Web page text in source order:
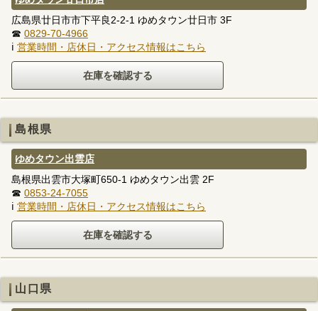
広島県廿日市市下平良2-2-1 ゆめタウン廿日市 3F
☎ 0829-70-4966
ℹ 営業時間・店休日・アクセス情報はこちら
島根県
ゆめタウン出雲店
島根県出雲市大塚町650-1 ゆめタウン出雲 2F
☎ 0853-24-7055
ℹ 営業時間・店休日・アクセス情報はこちら
山口県